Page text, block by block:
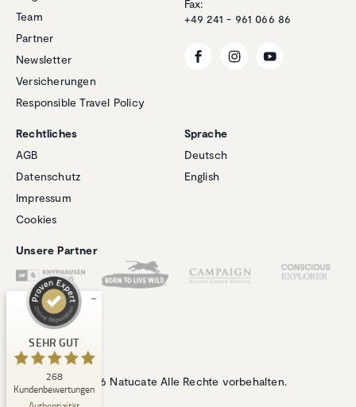
Team
Partner
Newsletter
Versicherungen
Responsible Travel Policy
Fax:
+49 241 - 961 066 86
Rechtliches
AGB
Datenschutz
Impressum
Cookies
Sprache
Deutsch
English
Unsere Partner
© 2026 Natucate Alle Rechte vorbehalten.
SEHR GUT
268
Kundenbewertungen
Empfehlungen auf
ProvenExpert.com
4,94
/
5,00
267
anderen Quellen
Blick aufs ProvenExpert-Profil werfen